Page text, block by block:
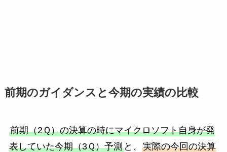
前期のガイダンスと今期の実績の比較
前期（2Ｑ）の決算の時にマイクロソフト自身が発
表していた今期（3Ｑ）予測と、 実際の今回の決算